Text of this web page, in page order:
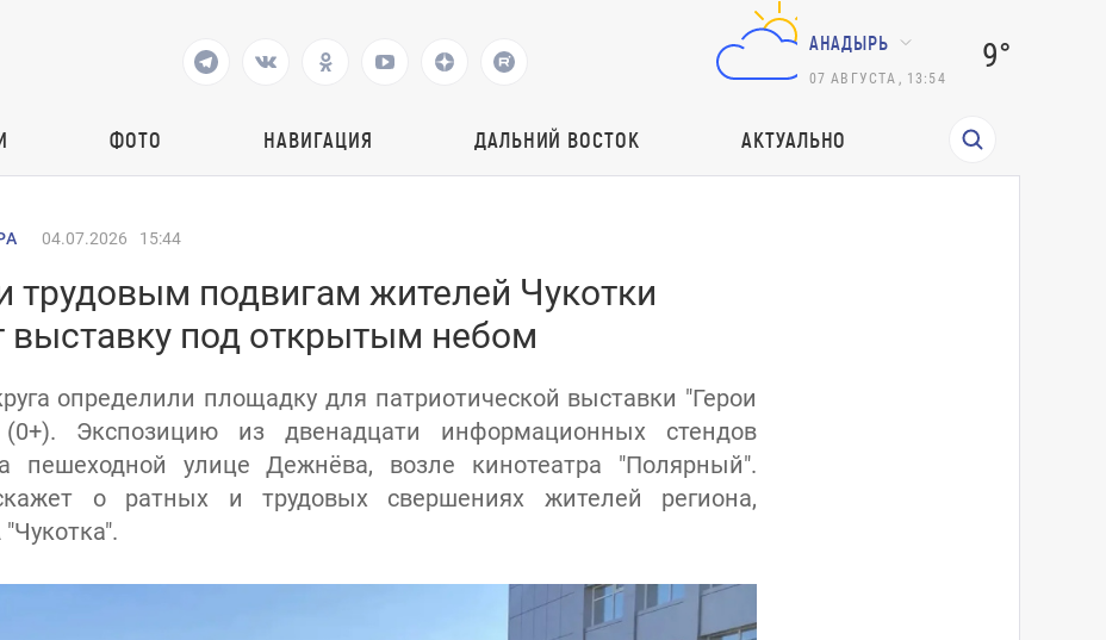
АНАДЫРЬ
07 АВГУСТА 13:54
9°
ФОТО НАВИГАЦИЯ ДАЛЬНИЙ ВОСТОК АКТУАЛЬНО
04.07.2026 15:44
трудовым подвигам жителей Чукотки
выставку под открытым небом
определили площадку для патриотической выставки "Герои
Экспозицию из двенадцати информационных стендов
пешеходной улице Дежнёва, возле кинотеатра "Полярный".
о ратных и трудовых свершениях жителей региона,